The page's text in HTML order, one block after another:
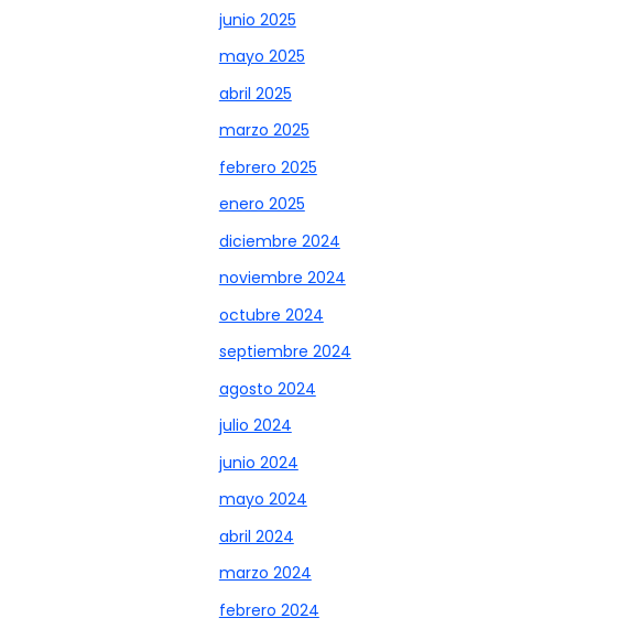
junio 2025
mayo 2025
abril 2025
marzo 2025
febrero 2025
enero 2025
diciembre 2024
noviembre 2024
octubre 2024
septiembre 2024
agosto 2024
julio 2024
junio 2024
mayo 2024
abril 2024
marzo 2024
febrero 2024